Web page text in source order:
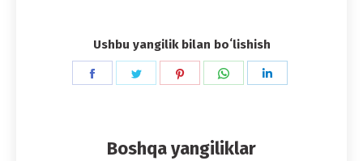
Ushbu yangilik bilan boʻlishish
Share
Share
Share
Share
Boshqa yangiliklar